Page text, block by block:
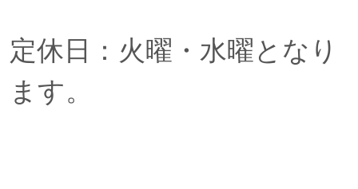
定休日：火曜・水曜となり
ます。